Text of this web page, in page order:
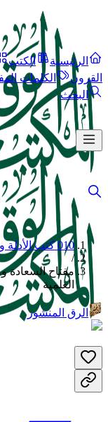
الرئيسية الكتب
القرون
الكلمات
البحث
010 كتب الأدلة والفهارس
/
مفتاح
العلمية
الرق المنشور